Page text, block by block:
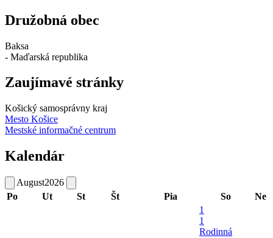
Družobná obec
Baksa
- Maďarská republika
Zaujímavé stránky
Košický samosprávny kraj
Mesto Košice
Mestské informačné centrum
Kalendár
August2026
Po
Ut St Št Pia So Ne
1
1
Rodinná